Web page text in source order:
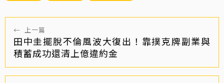
← 上一篇
田中圭擺脫不倫風波大復出！靠撲克牌副業與
積蓄成功還清上億違約金